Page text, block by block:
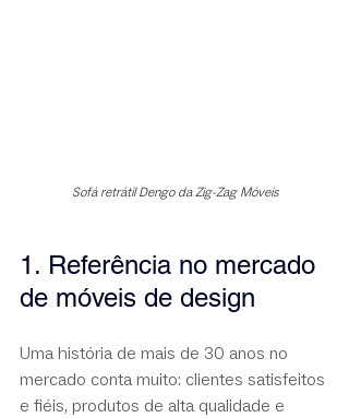
Sofá retrátil Dengo da Zig-Zag Móveis
1. Referência no mercado
de móveis de design
Uma história de mais de 30 anos no
mercado conta muito: clientes satisfeitos
e fiéis, produtos de alta qualidade e